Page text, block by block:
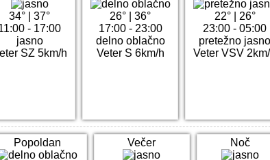
34° |37°
- 17:00
jasno
SZ 5km/h
26° |36°
17:00 - 23:00
delno oblačno
Veter S 6km/h
22°| 26°
23:00 - 05:00
pretežno jasno
Veter VSV
Popoldan Večer Noč